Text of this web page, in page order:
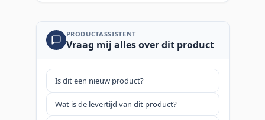
PRODUCTASSISTENT
Vraag mij alles over dit product
Is dit een nieuw product?
Wat is de levertijd van dit product?